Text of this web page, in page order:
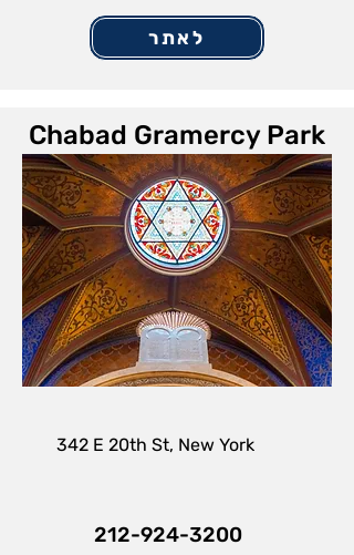
לאתר
Chabad Gramercy Park
342 E 20th St, New York
212-924-3200